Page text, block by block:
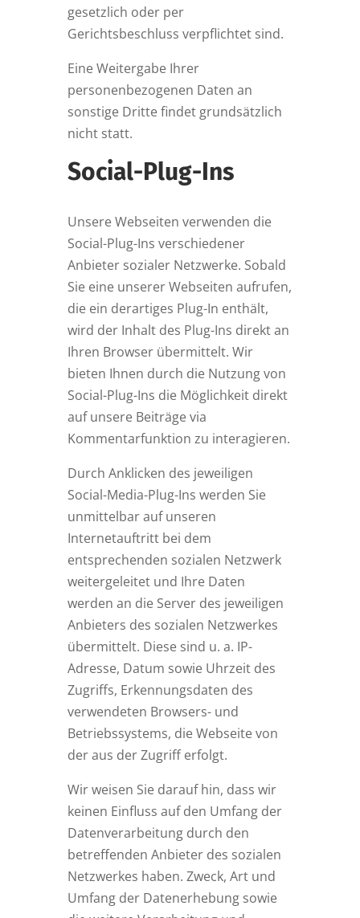
gesetzlich oder per
Gerichtsbeschluss verpflichtet sind.
Eine Weitergabe Ihrer
personenbezogenen Daten an
sonstige Dritte findet grundsätzlich
nicht statt.
Social-Plug-Ins
Unsere Webseiten verwenden die
Social-Plug-Ins verschiedener
Anbieter sozialer Netzwerke. Sobald
Sie eine unserer Webseiten aufrufen,
die ein derartiges Plug-In enthält,
wird der Inhalt des Plug-Ins direkt an
Ihren Browser übermittelt. Wir
bieten Ihnen durch die Nutzung von
Social-Plug-Ins die Möglichkeit direkt
auf unsere Beiträge via
Kommentarfunktion zu interagieren.
Durch Anklicken des jeweiligen
Social-Media-Plug-Ins werden Sie
unmittelbar auf unseren
Internetauftritt bei dem
entsprechenden sozialen Netzwerk
weitergeleitet und Ihre Daten
werden an die Server des jeweiligen
Anbieters des sozialen Netzwerkes
übermittelt. Diese sind u. a. IP-
Adresse, Datum sowie Uhrzeit des
Zugriffs, Erkennungsdaten des
verwendeten Browsers- und
Betriebssystems, die Webseite von
der aus der Zugriff erfolgt.
Wir weisen Sie darauf hin, dass wir
keinen Einfluss auf den Umfang der
Datenverarbeitung durch den
betreffenden Anbieter des sozialen
Netzwerkes haben. Zweck, Art und
Umfang der Datenerhebung sowie